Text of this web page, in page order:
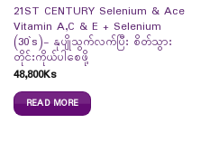
21ST CENTURY Selenium & Ace
Vitamin A,C & E + Selenium
(30`s)- နုပျိုသွက်လက်ပြီး စိတ်သွား
တိုင်းကိုယ်ပါစေဖို့
48,800Ks
READ MORE